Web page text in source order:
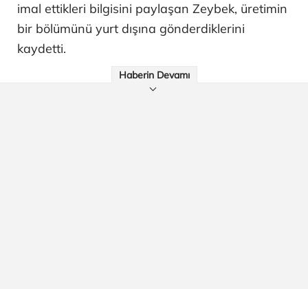
imal ettikleri bilgisini paylaşan Zeybek, üretimin
bir bölümünü yurt dışına gönderdiklerini
kaydetti.
Haberin Devamı